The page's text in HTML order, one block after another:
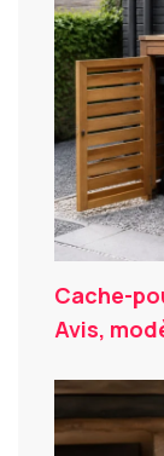
Cache-
Avis,